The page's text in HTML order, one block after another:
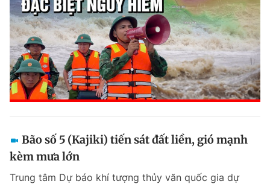
Bão số 5 (Kajiki) tiến sát đất liền, gió mạnh
kèm mưa lớn
Trung tâm Dự báo khí tượng thủy văn quốc gia dự